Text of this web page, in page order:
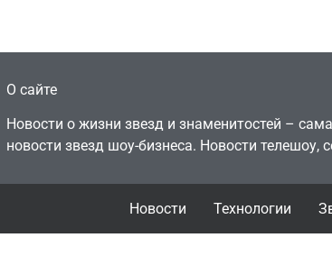
О сайте
Новости о жизни звезд и знаменитостей –
новости звезд шоу-бизнеса. Новости телешоу,
Новости Технологии